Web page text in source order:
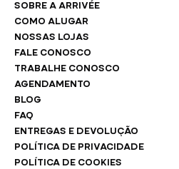
SOBRE A ARRIVÉE
COMO ALUGAR
NOSSAS LOJAS
FALE CONOSCO
TRABALHE CONOSCO
AGENDAMENTO
BLOG
FAQ
ENTREGAS E DEVOLUÇÃO
POLÍTICA DE PRIVACIDADE
POLÍTICA DE COOKIES